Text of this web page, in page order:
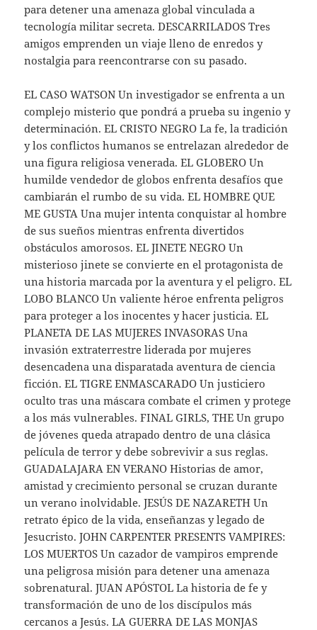
para detener una amenaza global vinculada a
tecnología militar secreta. DESCARRILADOS Tres
amigos emprenden un viaje lleno de enredos y
nostalgia para reencontrarse con su pasado.
EL CASO WATSON Un investigador se enfrenta a un
complejo misterio que pondrá a prueba su ingenio y
determinación. EL CRISTO NEGRO La fe, la tradición
y los conflictos humanos se entrelazan alrededor de
una figura religiosa venerada. EL GLOBERO Un
humilde vendedor de globos enfrenta desafíos que
cambiarán el rumbo de su vida. EL HOMBRE QUE
ME GUSTA Una mujer intenta conquistar al hombre
de sus sueños mientras enfrenta divertidos
obstáculos amorosos. EL JINETE NEGRO Un
misterioso jinete se convierte en el protagonista de
una historia marcada por la aventura y el peligro. EL
LOBO BLANCO Un valiente héroe enfrenta peligros
para proteger a los inocentes y hacer justicia. EL
PLANETA DE LAS MUJERES INVASORAS Una
invasión extraterrestre liderada por mujeres
desencadena una disparatada aventura de ciencia
ficción. EL TIGRE ENMASCARADO Un justiciero
oculto tras una máscara combate el crimen y protege
a los más vulnerables. FINAL GIRLS, THE Un grupo
de jóvenes queda atrapado dentro de una clásica
película de terror y debe sobrevivir a sus reglas.
GUADALAJARA EN VERANO Historias de amor,
amistad y crecimiento personal se cruzan durante
un verano inolvidable. JESÚS DE NAZARETH Un
retrato épico de la vida, enseñanzas y legado de
Jesucristo. JOHN CARPENTER PRESENTS VAMPIRES:
LOS MUERTOS Un cazador de vampiros emprende
una peligrosa misión para detener una amenaza
sobrenatural. JUAN APÓSTOL La historia de fe y
transformación de uno de los discípulos más
cercanos a Jesús. LA GUERRA DE LAS MONJAS